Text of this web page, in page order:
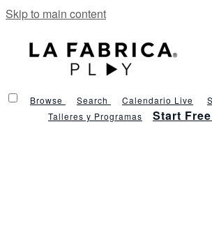
Skip to main content
Browse Search Calendario Live
Talleres y Programas
Start